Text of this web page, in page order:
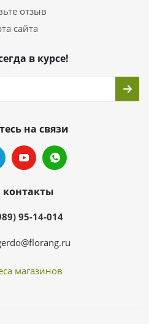
отзыв
сайта
в курсе!
на связи
95-14-014
магазинов